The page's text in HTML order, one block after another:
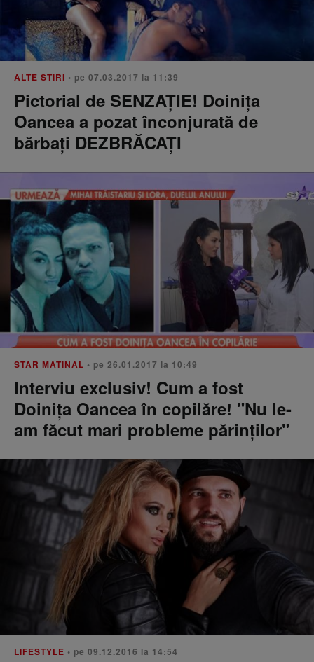
ALTE STIRI • pe 07.03.2017 la 11:39
Pictorial de SENZAȚIE! Doinița
Oancea a pozat înconjurată de
bărbați DEZBRĂCAȚI
STAR MATINAL • pe 26.01.2017 la 10:49
Interviu exclusiv! Cum a fost
Doinița Oancea în copilăre! "Nu le-
am făcut mari probleme părinților"
LIFESTYLE • pe 09.12.2016 la 14:54